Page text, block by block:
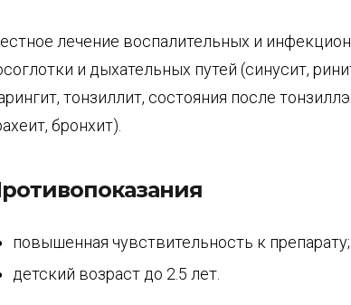
лечение воспалительных и
и дыхательных путей (синусит,
тонзиллит, состояния после
бронхит).
повышенная чувствительность к препарату;
детский возраст до 2.5 лет.